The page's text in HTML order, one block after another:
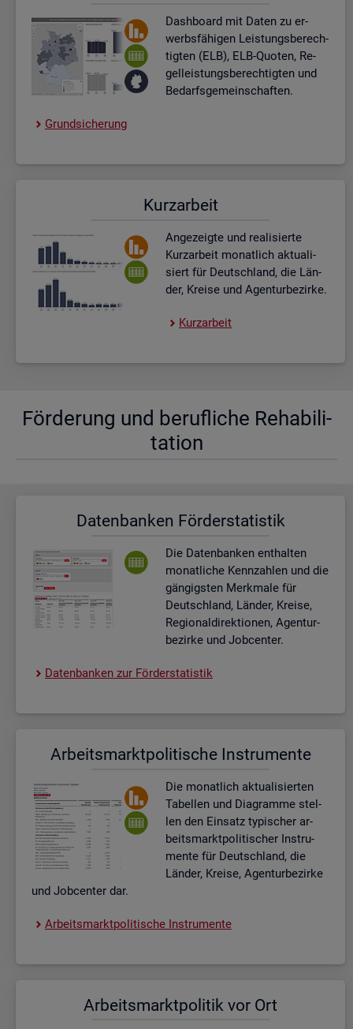
Dash­board mit Daten zu er­
werbs­fä­hi­gen Leis­tungs­be­rech­
tig­ten (ELB), ELB-Quo­ten, Re­
gel­leis­tungs­be­rech­tig­ten und
Be­darfs­ge­mein­schaf­ten.
Grund­si­che­rung
Kurz­ar­beit
An­ge­zeig­te und rea­li­sier­te
Kurz­ar­beit mo­nat­lich ak­tua­li­
siert für Deutsch­land, die Län­
der, Krei­se und Agen­tur­be­zir­ke.
Kurz­ar­beit
För­de­rung und be­ruf­li­che Re­ha­bi­li­
ta­ti­on
Da­ten­ban­ken För­der­sta­tis­tik
Die Da­ten­ban­ken ent­hal­ten
mo­nat­li­che Kenn­zah­len und die
gän­gigs­ten Merk­ma­le für
Deutsch­land, Län­der, Krei­se,
Re­gio­nal­di­rek­tio­nen, Agen­tur­
be­zir­ke und Job­cen­ter.
Da­ten­ban­ken zur För­der­sta­tis­tik
Ar­beits­markt­po­li­ti­sche In­stru­men­te
Die mo­nat­lich ak­tua­li­sier­ten
Ta­bel­len und Dia­gram­me stel­
len den Ein­satz ty­pi­scher ar­
beits­markt­po­li­ti­scher In­stru­
men­te für Deutsch­land, die
Län­der, Krei­se, Agen­tur­be­zir­ke
und Job­cen­ter dar.
Ar­beits­markt­po­li­ti­sche In­stru­men­te
Ar­beits­markt­po­li­tik vor Ort